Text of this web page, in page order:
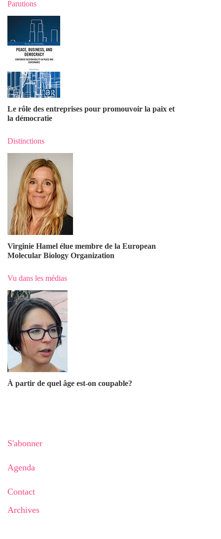
Parutions
Le rôle des entreprises pour promouvoir la paix et
la démocratie
Distinctions
Virginie Hamel élue membre de la European
Molecular Biology Organization
Vu dans les médias
À partir de quel âge est-on coupable?
S'abonner
Agenda
Contact
Archives